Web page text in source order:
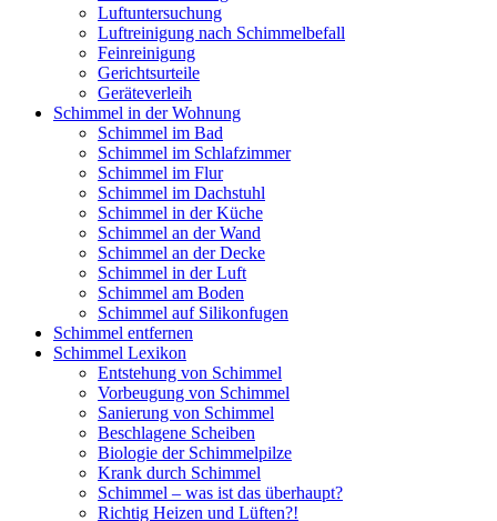
Luftuntersuchung
Luftreinigung nach Schimmelbefall
Feinreinigung
Gerichtsurteile
Geräteverleih
Schimmel in der Wohnung
Schimmel im Bad
Schimmel im Schlafzimmer
Schimmel im Flur
Schimmel im Dachstuhl
Schimmel in der Küche
Schimmel an der Wand
Schimmel an der Decke
Schimmel in der Luft
Schimmel am Boden
Schimmel auf Silikonfugen
Schimmel entfernen
Schimmel Lexikon
Entstehung von Schimmel
Vorbeugung von Schimmel
Sanierung von Schimmel
Beschlagene Scheiben
Biologie der Schimmelpilze
Krank durch Schimmel
Schimmel – was ist das überhaupt?
Richtig Heizen und Lüften?!